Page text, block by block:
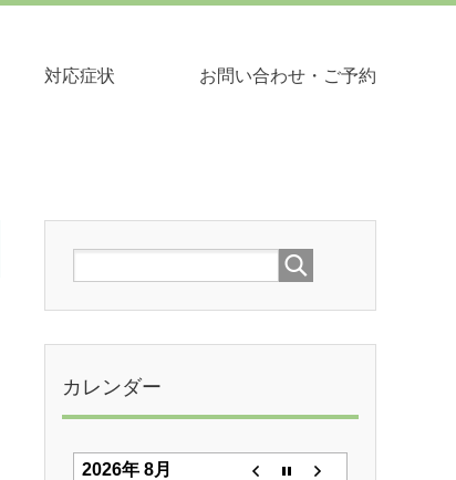
対応症状 お問い合わせ・ご予約
カレンダー
2026年 8月